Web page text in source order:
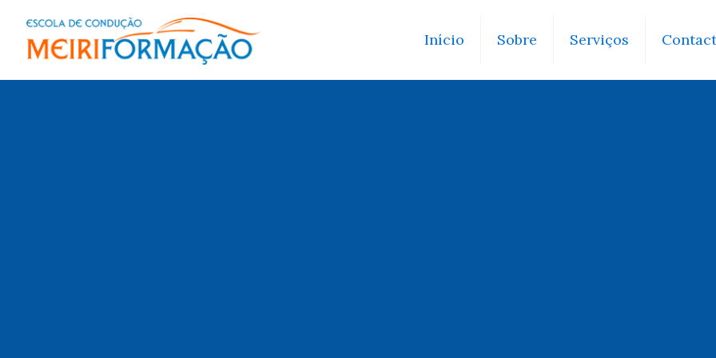
Início Sobre Serviços